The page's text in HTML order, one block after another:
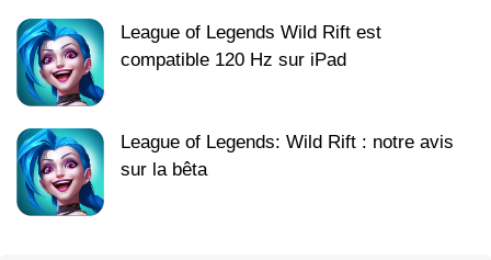
League of Legends Wild Rift est
compatible 120 Hz sur iPad
League of Legends: Wild Rift : notre avis
sur la bêta